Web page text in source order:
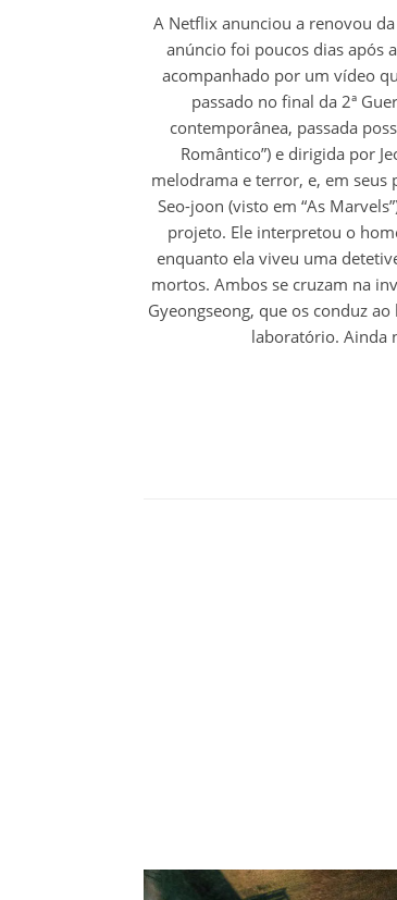
A Netflix anunciou a renovou da
anúncio foi poucos dias após
acompanhado por um vídeo
passado no final da 2ª
contemporânea, passada
Romântico”) e dirigida por
melodrama e terror, e, em seus
Seo-joon (visto em “As
projeto. Ele interpretou o
enquanto ela viveu uma
mortos. Ambos se cruzam na
Gyeongseong, que os conduz
laboratório. Ainda